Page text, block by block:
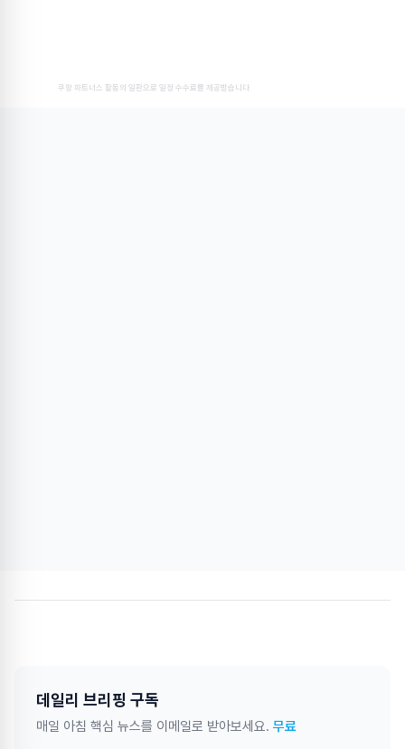
쿠팡 파트너스 활동의 일환으로 일정 수수료를 제공받습니다
데일리 브리핑 구독
매일 아침 핵심 뉴스를 이메일로 받아보세요. 무료